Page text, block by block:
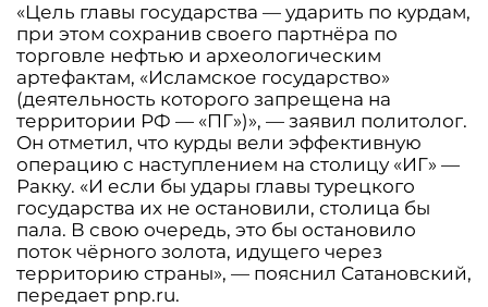
«Цель главы государства — ударить по курдам,
при этом сохранив своего партнёра по
торговле нефтью и археологическим
артефактам, «Исламское государство»
(деятельность которого запрещена на
территории РФ — «ПГ»)», — заявил политолог.
Он отметил, что курды вели эффективную
операцию с наступлением на столицу «ИГ» —
Ракку. «И если бы удары главы турецкого
государства их не остановили, столица бы
пала. В свою очередь, это бы остановило
поток чёрного золота, идущего через
территорию страны», — пояснил Сатановский,
передает pnp.ru.